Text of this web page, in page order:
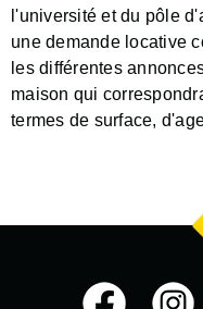
l'université et du pôle
une demande locative
les différentes
maison qui
termes de surface,